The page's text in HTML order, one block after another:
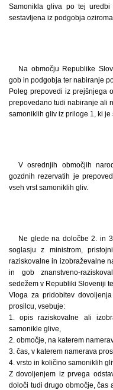
Samonikla gliva po tej
sestavljena iz podgobja
Na območju Republike
gob in podgobja ter nabiranje
Poleg prepovedi iz prejšnjega
prepovedano tudi nabiranje ali
samoniklih gliv iz priloge 1, ki je
V osrednjih območjih
gozdnih rezervatih je
vseh vrst samoniklih gliv.
Ne glede na določbe 2. in
soglasju z ministrom,
raziskovalne in izobraževalne
in gob znanstveno-
sedežem v Republiki Sloveniji
Vloga za pridobitev
prosilcu, vsebuje:
1. opis raziskovalne ali
samonikle glive,
2. območje, na katerem
3. čas, v katerem namerava
4. vrsto in količino samoniklih
Z dovoljenjem iz prvega
določi tudi drugo območje, čas